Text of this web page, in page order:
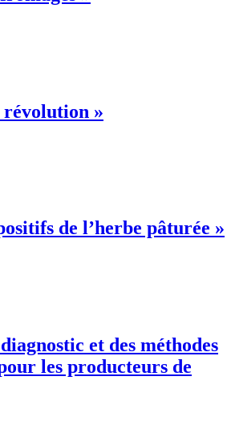
révolution »
de l’herbe pâturée »
et des méthodes
les producteurs de